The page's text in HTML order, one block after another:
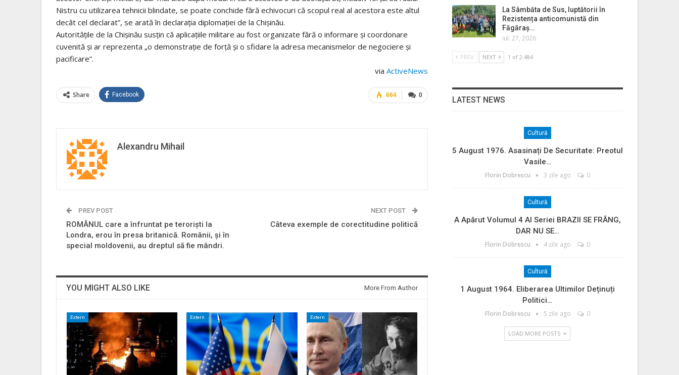
Nistru cu utilizarea tehnicii blindate, se poate conchide fără echivocuri că scopul real al acestora este altul
decât cel declarat”, se arată în declarația diplomației de la Chișinău.
Autoritățile de la Chișinău susțin că aplicațiile militare au fost organizate fără o informare și coordonare
cuvenită și ar reprezenta „o demonstrație de forță și o sfidare la adresa mecanismelor de negociere și
pacificare”.
via ActiveNews
0
664
Share Facebook
Alexandru Mihail
PREV POST
ROMÂNUL care a înfruntat pe terorişti la
Londra, erou în presa britanică. Românii, şi în
special moldovenii, au dreptul să fie mândri.
NEXT POST
Câteva exemple de corectitudine politică
YOU MIGHT ALSO LIKE More From Author
Extern Extern Extern
La Sâmbăta de Sus, luptătorii în
Rezistența anticomunistă din
Făgăraș…
iul. 27, 2026
PREV NEXT 1 of 2.484
LATEST NEWS
Cultură
5 August 1976. Asasinați De Securitate: Preotul
Vasile…
Florin Dobrescu 3 zile ago 0
Cultură
A Apărut Volumul 4 Al Seriei BRAZII SE FRÂNG,
DAR NU SE…
Florin Dobrescu 4 zile ago 0
Cultură
1 August 1964. Eliberarea Ultimilor Deținuți
Politici…
Florin Dobrescu 5 zile ago 0
LOAD MORE POSTS